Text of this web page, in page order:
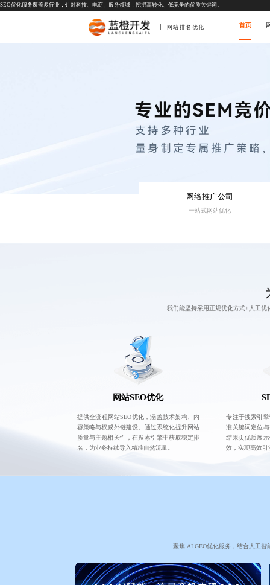
SEO优化服务覆盖多行业，针对科技、电商、服务领域，挖掘高转化、低竞争的优质关键词。
网站排名优化 首页
网络推广公司
一站式网站优化
我们能坚持采用正规优化方式+人工
网站SEO优化
提供全流程网站SEO优化，涵盖技术架构、内
容策略与权威外链建设。通过系统化提升网站
质量与主题相关性，在搜索引擎中获取稳定排
名，为业务持续导入精准自然流量。
专注于搜索引
准关键词定位
结果页优质展
效，实现高效
聚焦 AI GEO优化服务，结合人工